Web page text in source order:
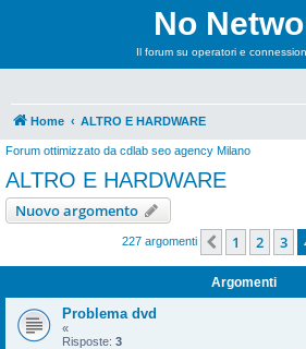
No
Il forum su operatori e
Home ALTRO E HARDWARE
Forum ottimizzato da cdlab seo agency Milano
ALTRO E HARDWARE
Nuovo argomento
227 argomenti Precedente
1 2 3
Argomenti
Problema dvd
«
Risposte: 3